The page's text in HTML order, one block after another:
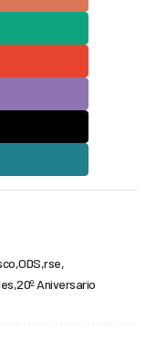
ODS rse
20º Aniversario